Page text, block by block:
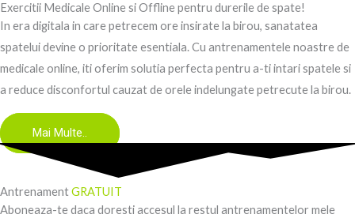
Exercitii Medicale Online si Offline pentru durerile de spate!
In era digitala in care petrecem ore insirate la birou, sanatatea
spatelui devine o prioritate esentiala. Cu antrenamentele noastre de
medicale online, iti oferim solutia perfecta pentru a-ti intari spatele si
a reduce disconfortul cauzat de orele indelungate petrecute la birou.
Mai Multe..
AntrenamentGRATUIT
Aboneaza-te daca doresti accesul la restul antrenamentelor mele